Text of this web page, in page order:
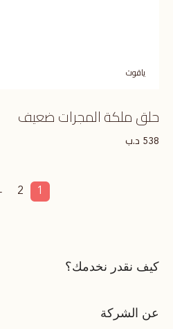
ياقوت
حلق ملكة المجرات ضعيف
538 د.ب
1
2
كيف نقدر نخدمك؟
عن الشركة